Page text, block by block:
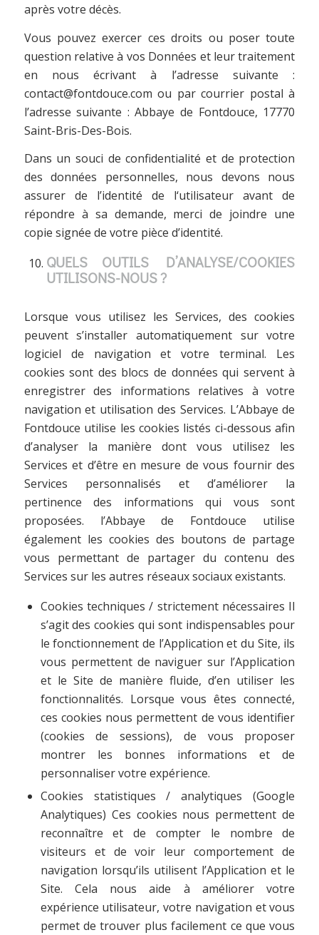
après votre décès.
Vous pouvez exercer ces droits ou poser toute
question relative à vos Données et leur traitement
en nous écrivant à l’adresse suivante :
contact@fontdouce.com ou par courrier postal à
l’adresse suivante : Abbaye de Fontdouce, 17770
Saint-Bris-Des-Bois.
Dans un souci de confidentialité et de protection
des données personnelles, nous devons nous
assurer de l’identité de l‘utilisateur avant de
répondre à sa demande, merci de joindre une
copie signée de votre pièce d’identité.
QUELS OUTILS D’ANALYSE/COOKIES
UTILISONS-NOUS ?
Lorsque vous utilisez les Services, des cookies
peuvent s’installer automatiquement sur votre
logiciel de navigation et votre terminal. Les
cookies sont des blocs de données qui servent à
enregistrer des informations relatives à votre
navigation et utilisation des Services. L’Abbaye de
Fontdouce utilise les cookies listés ci-dessous afin
d’analyser la manière dont vous utilisez les
Services et d’être en mesure de vous fournir des
Services personnalisés et d’améliorer la
pertinence des informations qui vous sont
proposées. l’Abbaye de Fontdouce utilise
également les cookies des boutons de partage
vous permettant de partager du contenu des
Services sur les autres réseaux sociaux existants.
Cookies techniques / strictement nécessaires Il
s’agit des cookies qui sont indispensables pour
le fonctionnement de l’Application et du Site, ils
vous permettent de naviguer sur l’Application
et le Site de manière fluide, d’en utiliser les
fonctionnalités. Lorsque vous êtes connecté,
ces cookies nous permettent de vous identifier
(cookies de sessions), de vous proposer
montrer les bonnes informations et de
personnaliser votre expérience.
Cookies statistiques / analytiques (Google
Analytiques) Ces cookies nous permettent de
reconnaître et de compter le nombre de
visiteurs et de voir leur comportement de
navigation lorsqu’ils utilisent l’Application et le
Site. Cela nous aide à améliorer votre
expérience utilisateur, votre navigation et vous
permet de trouver plus facilement ce que vous